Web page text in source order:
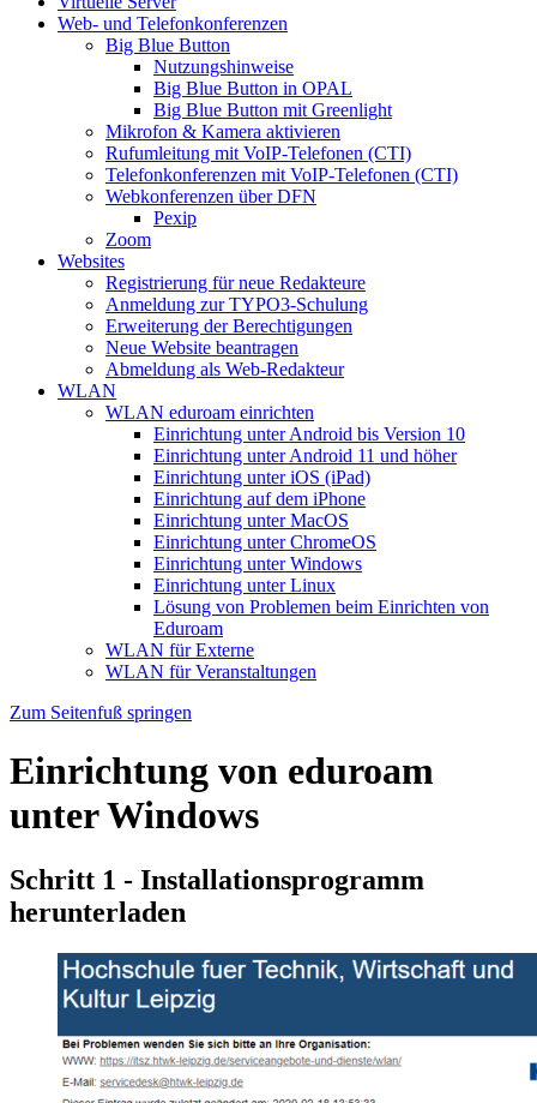
Web- und Telefonkonferenzen
Big Blue Button
Nutzungshinweise
Big Blue Button in OPAL
Big Blue Button mit Greenlight
Mikrofon & Kamera aktivieren
Rufumleitung mit VoIP-Telefonen (CTI)
Telefonkonferenzen mit VoIP-Telefonen (CTI)
Webkonferenzen über DFN
Pexip
Zoom
Websites
Registrierung für neue Redakteure
Anmeldung zur TYPO3-Schulung
Erweiterung der Berechtigungen
Neue Website beantragen
Abmeldung als Web-Redakteur
WLAN
WLAN eduroam einrichten
Einrichtung unter Android bis Version 10
Einrichtung unter Android 11 und höher
Einrichtung unter iOS (iPad)
Einrichtung auf dem iPhone
Einrichtung unter MacOS
Einrichtung unter ChromeOS
Einrichtung unter Windows
Einrichtung unter Linux
Lösung von Problemen beim Einrichten von
Eduroam
WLAN für Externe
WLAN für Veranstaltungen
Zum Seitenfuß springen
Einrichtung von eduroam
unter Windows
Schritt 1 - Installationsprogramm
herunterladen